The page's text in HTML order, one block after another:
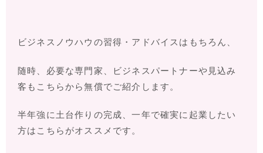
ビジネスノウハウの習得・アドバイスはもちろん、
随時、必要な専門家、ビジネスパートナーや見込み
客もこちらから無償でご紹介します。
半年強に土台作りの完成、一年で確実に起業したい
方はこちらがオススメです。